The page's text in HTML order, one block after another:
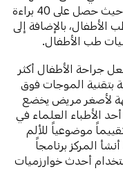
إنجازات هامة في مجال صحة الأطفال، حيث حصل على 40 براءة
الأطفال، بالإضافة إلى
طب الأطفال.
جراحة الأطفال أكثر
بتقنية الموجات فوق
لأصغر مريض يخضع
الأطباء العلماء في
موضوعياً للألم
المركز برنامجاً
أحدث خوارزميات